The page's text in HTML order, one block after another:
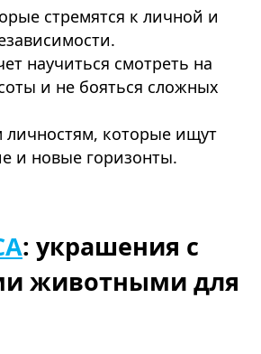
стремятся к личной и
научиться смотреть на
и не бояться сложных
личностям, которые ищут
и новые горизонты.
: украшения с
животными для